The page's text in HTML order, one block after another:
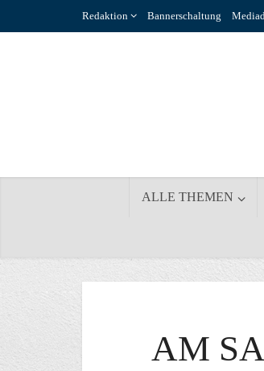
Redaktion Bannerschaltung
ALLE THEMEN
AM